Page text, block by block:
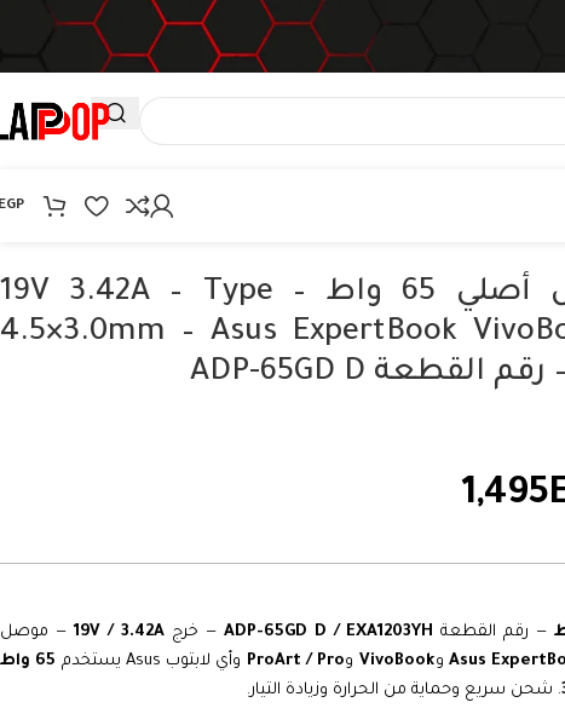
شاحن اسوس أصلي 65 واط – 19V 3.42A – Type
4.5×3.0mm – Asus ExpertBook
1,495
— رقم القطعة ADP-65GD D / EXA1203YH — خرج19V / 3.42A— موصل
Asus وVivoBook وProArt / Pro وأي لابتوب Asus يستخدم
65 واط
. شحن سريع وحماية من الحرارة وزيادة التيار.